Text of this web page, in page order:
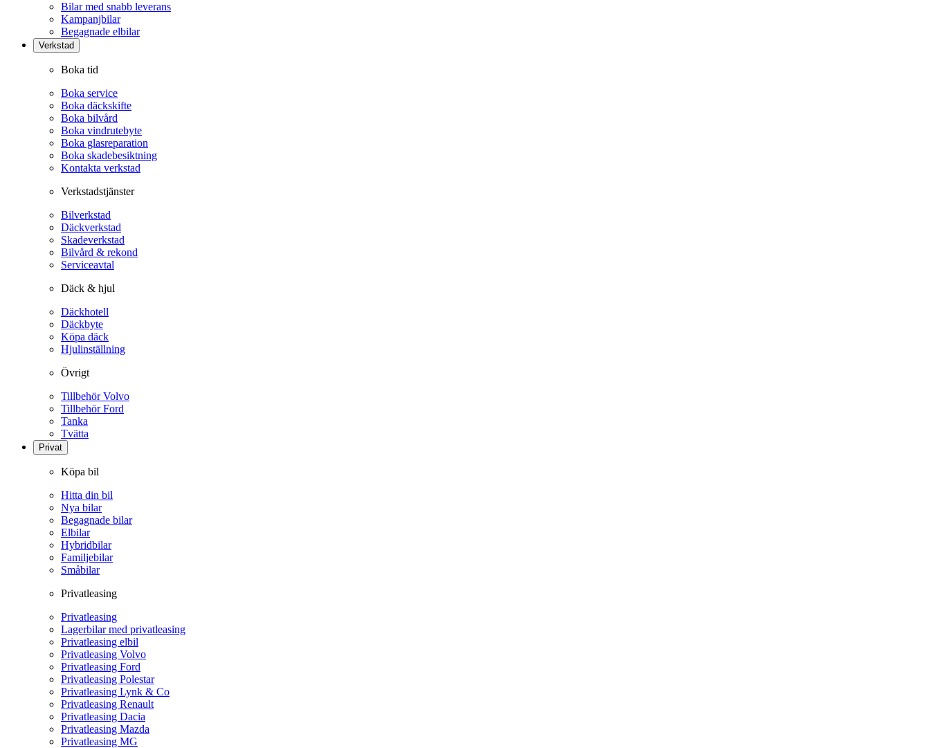
Bilar med snabb leverans
Kampanjbilar
Begagnade elbilar
Verkstad
Boka tid
Boka service
Boka däckskifte
Boka bilvård
Boka vindrutebyte
Boka glasreparation
Boka skadebesiktning
Kontakta verkstad
Verkstadstjänster
Bilverkstad
Däckverkstad
Skadeverkstad
Bilvård & rekond
Serviceavtal
Däck & hjul
Däckhotell
Däckbyte
Köpa däck
Hjulinställning
Övrigt
Tillbehör Volvo
Tillbehör Ford
Tanka
Tvätta
Privat
Köpa bil
Hitta din bil
Nya bilar
Begagnade bilar
Elbilar
Hybridbilar
Familjebilar
Småbilar
Privatleasing
Privatleasing
Lagerbilar med privatleasing
Privatleasing elbil
Privatleasing Volvo
Privatleasing Ford
Privatleasing Polestar
Privatleasing Lynk & Co
Privatleasing Renault
Privatleasing Dacia
Privatleasing Mazda
Privatleasing MG